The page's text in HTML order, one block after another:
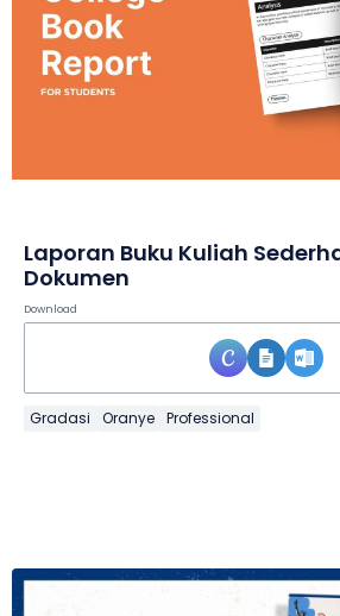
Laporan Buku Kuliah
Dokumen
Download
Gradasi Oranye Professional